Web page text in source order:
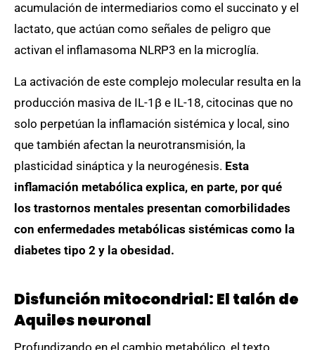
acumulación de intermediarios como el succinato y el
lactato, que actúan como señales de peligro que
activan el inflamasoma NLRP3 en la microglía.
La activación de este complejo molecular resulta en la
producción masiva de IL-1β e IL-18, citocinas que no
solo perpetúan la inflamación sistémica y local, sino
que también afectan la neurotransmisión, la
plasticidad sináptica y la neurogénesis. Esta
inflamación metabólica explica, en parte, por qué
los trastornos mentales presentan comorbilidades
con enfermedades metabólicas sistémicas como la
diabetes tipo 2 y la obesidad.
Disfunción mitocondrial: El talón de
Aquiles neuronal
Profundizando en el cambio metabólico, el texto